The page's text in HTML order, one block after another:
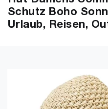
Schutz Boho
Urlaub, Reisen,